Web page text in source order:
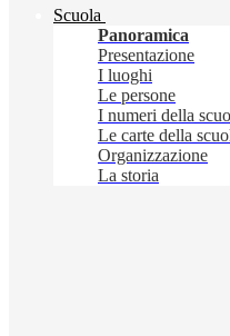
Scuola
Panoramica
Presentazione
I luoghi
Le persone
I numeri della
Le carte della
Organizzazione
La storia